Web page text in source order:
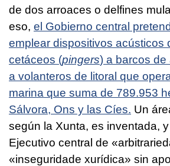
de dos arroaces o delfines
eso, el Gobierno central
emplear dispositivos acústicos
cetáceos (pingers) a barcos de
a volanteros de litoral que
marina que suma de 789.953
Sálvora, Ons y las Cíes. Un
según la Xunta, es inventada,
Ejecutivo central de
«inseguridade xurídica» sin